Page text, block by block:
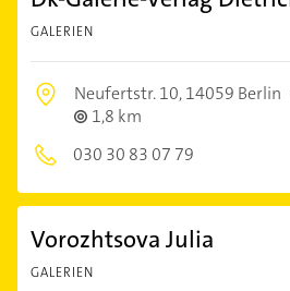
GALERIEN
Neufertstr. 10,14059 Berlin
1,8 km
030 30 83 07 79
Vorozhtsova Julia
GALERIEN